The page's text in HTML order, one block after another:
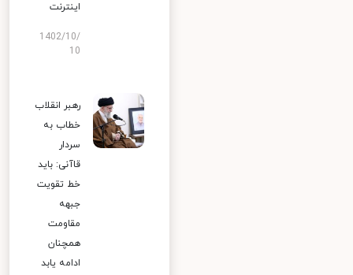
اینترنت
1402/10/
10
رهبر انقلاب
خطاب به
سردار
قاآنی: باید
خط تقویت
جبهه
مقاومت
همچنان
ادامه یابد